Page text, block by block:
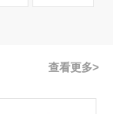
干货、食坊烘
查看更多>